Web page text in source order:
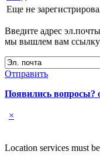
Еще не
Введите адрес
мы вышлем вам ссылку
Отправить
Появились вопросы?
×
Location services must